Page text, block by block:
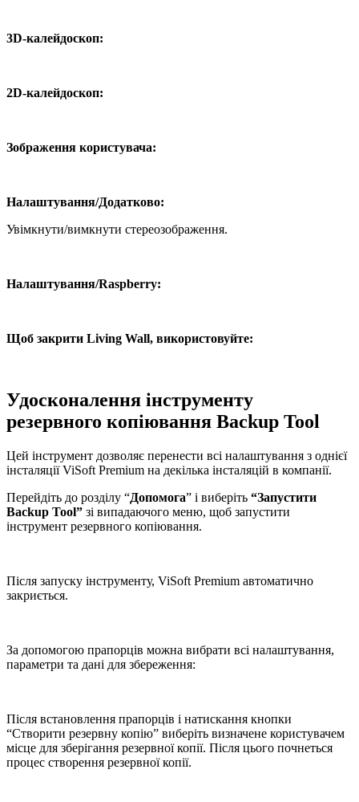
3D-калейдоскоп:
2D-калейдоскоп:
Зображення користувача:
Налаштування/Додатково:
Увімкнути/вимкнути стереозображення.
Налаштування/Raspberry:
Щоб закрити Living Wall, використовуйте:
Удосконалення інструменту
резервного копіювання Backup Tool
Цей інструмент дозволяє перенести всі налаштування з однієї
інсталяції ViSoft Premium на декілька інсталяцій в компанії.
Перейдіть до розділу “Допомога” і виберіть “Запустити
Backup Tool” зі випадаючого меню, щоб запустити
інструмент резервного копіювання.
Після запуску інструменту, ViSoft Premium автоматично
закриється.
За допомогою прапорців можна вибрати всі налаштування,
параметри та дані для збереження:
Після встановлення прапорців і натискання кнопки
“Створити резервну копію” виберіть визначене користувачем
місце для зберігання резервної копії. Після цього почнеться
процес створення резервної копії.